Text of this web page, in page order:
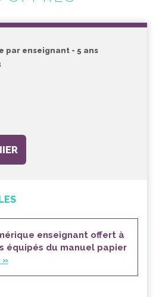
par enseignant - 5 ans
enseignant offert à
équipés du manuel papier
»